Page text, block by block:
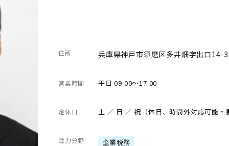
住所 兵庫県神戸市須磨区多井畑字出口14-3
営業時間 平日 09:00～17:00
定休日 土 ／ 日 ／ 祝（休日、時間外対応可能・
注力分野 企業税務